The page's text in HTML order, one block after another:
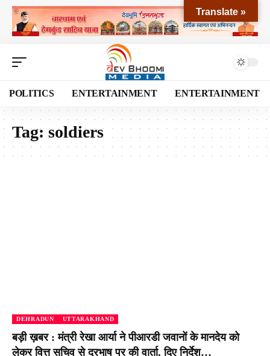
POLITICS ENTERTAINMENT ENTERTAINMENT
Tag: soldiers
DEHRADUN UTTARAKHAND
बड़ी ख़बर : मंत्री रेखा आर्या ने पीआरडी जवानों के मानदेय को
लेकर वित्त सचिव से दूरभाष पर की वार्ता, दिए निर्देश…
Translate »